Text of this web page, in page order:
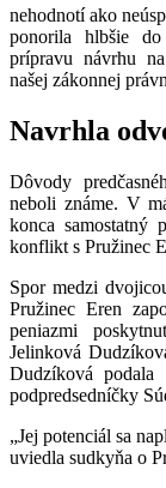
nehodnotí ako
ponorila hlbšie
prípravu návrhu
našej zákonnej
Navrhla
Dôvody
neboli známe. V
konca samostatný
konflikt s Pružinec
Spor medzi
Pružinec Eren
peniazmi
Jelinková
Dudzíková
podpredsedníčky
„Jej potenciál sa
uviedla sudkyňa o